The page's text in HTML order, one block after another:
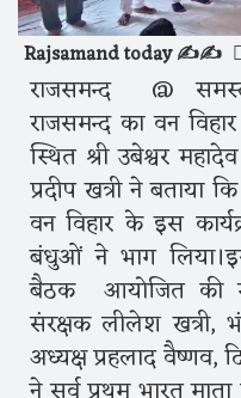
Rajsamand today ✍️✍️
राजसमन्द @
राजसमन्द का वन
स्थित श्री उबेश्वर
प्रदीप खत्री ने बताया
वन विहार के इस
बंधुओं ने भाग
बैठक आयोजित की
संरक्षक लीलेश खत्री,
अध्यक्ष प्रहलाद वैष्णव,